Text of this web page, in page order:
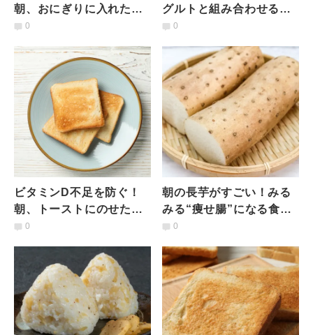
朝、おにぎりに入れたい
意外な具材とは？管理栄
0
グルトと組み合わせると
良い食材とは？管理栄養
0
ビタミンD不足を防ぐ！
朝、トーストにのせたい
意外な食材とは？管理栄
0
朝の長芋がすごい！みる
みる“痩せ腸”になる食べ
方｜管理栄養士が解説
0